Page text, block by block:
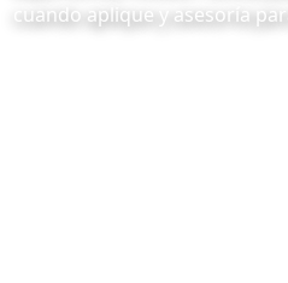
cuando aplique y asesoría